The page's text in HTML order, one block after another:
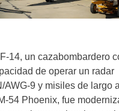
un cazabombardero
de operar un radar
AWG‑9 y misiles de largo
Phoenix, fue